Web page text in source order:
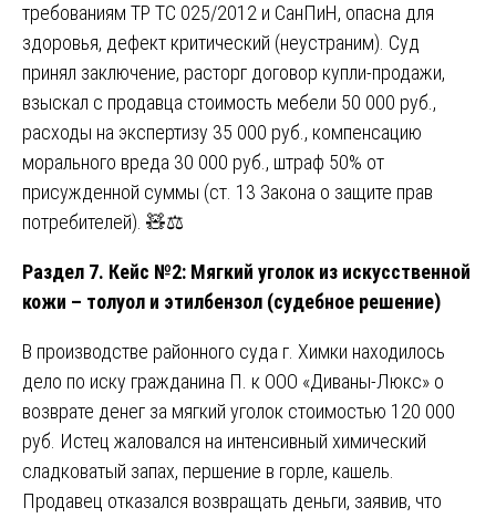
требованиям ТР ТС 025/2012 и СанПиН, опасна для
здоровья, дефект критический (неустраним). Суд
принял заключение, расторг договор купли-продажи,
взыскал с продавца стоимость мебели 50 000 руб.,
расходы на экспертизу 35 000 руб., компенсацию
морального вреда 30 000 руб., штраф 50% от
присужденной суммы (ст. 13 Закона о защите прав
потребителей). 🧸⚖️
Раздел 7. Кейс №2: Мягкий уголок из искусственной
кожи – толуол и этилбензол (судебное решение)
В производстве районного суда г. Химки находилось
дело по иску гражданина П. к ООО «Диваны-Люкс» о
возврате денег за мягкий уголок стоимостью 120 000
руб. Истец жаловался на интенсивный химический
сладковатый запах, першение в горле, кашель.
Продавец отказался возвращать деньги, заявив, что